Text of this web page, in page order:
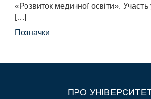
«Розвиток медичної освіти». Участь
[…]
Позначки
ПРО